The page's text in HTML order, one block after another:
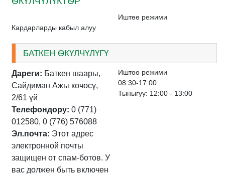
Иштѳѳ режими
Кардарларды кабыл алуу
БАТКЕН ѲКҮЛЧҮЛҮГҮ
Дареги: Баткен шаары,
Сайдиман Ажы көчөсү,
2/61 үй
Телефондору: 0 (771)
012580, 0 (776) 576088
Эл.почта: Этот адрес
электронной почты
защищен от спам-ботов. У
вас должен быть включен
Иштѳѳ режими
08:30-17:00
Тыныгуу: 12:00 - 13:00